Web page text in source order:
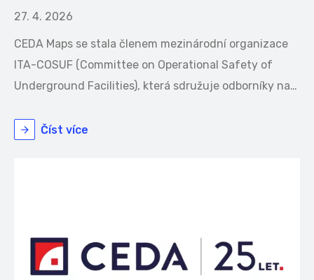
27. 4. 2026
CEDA Maps se stala členem mezinárodní organizace
ITA-COSUF (Committee on Operational Safety of
Underground Facilities), která sdružuje odborníky na…
Číst více